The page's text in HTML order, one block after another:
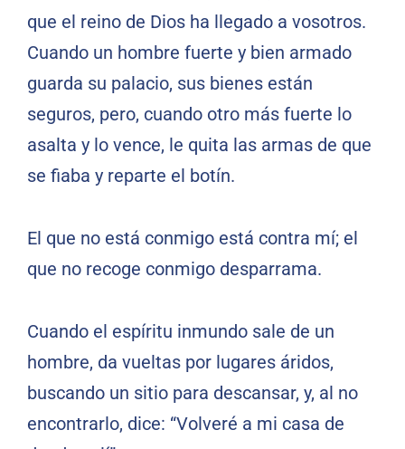
que el reino de Dios ha llegado a vosotros.
Cuando un hombre fuerte y bien armado
guarda su palacio, sus bienes están
seguros, pero, cuando otro más fuerte lo
asalta y lo vence, le quita las armas de que
se fiaba y reparte el botín.
El que no está conmigo está contra mí; el
que no recoge conmigo desparrama.
Cuando el espíritu inmundo sale de un
hombre, da vueltas por lugares áridos,
buscando un sitio para descansar, y, al no
encontrarlo, dice: “Volveré a mi casa de